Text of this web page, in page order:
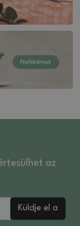
az
Küldje el a